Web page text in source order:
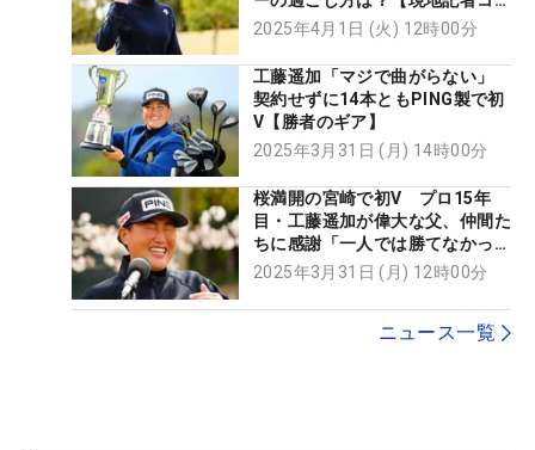
ム】
2025年4月1日 (火) 12時00分
工藤遥加「マジで曲がらない」
契約せずに14本ともPING製で初
V【勝者のギア】
2025年3月31日 (月) 14時00分
桜満開の宮崎で初V プロ15年
目・工藤遥加が偉大な父、仲間た
ちに感謝「一人では勝てなかっ
た。五分咲きってことで」
2025年3月31日 (月) 12時00分
ニュース一覧